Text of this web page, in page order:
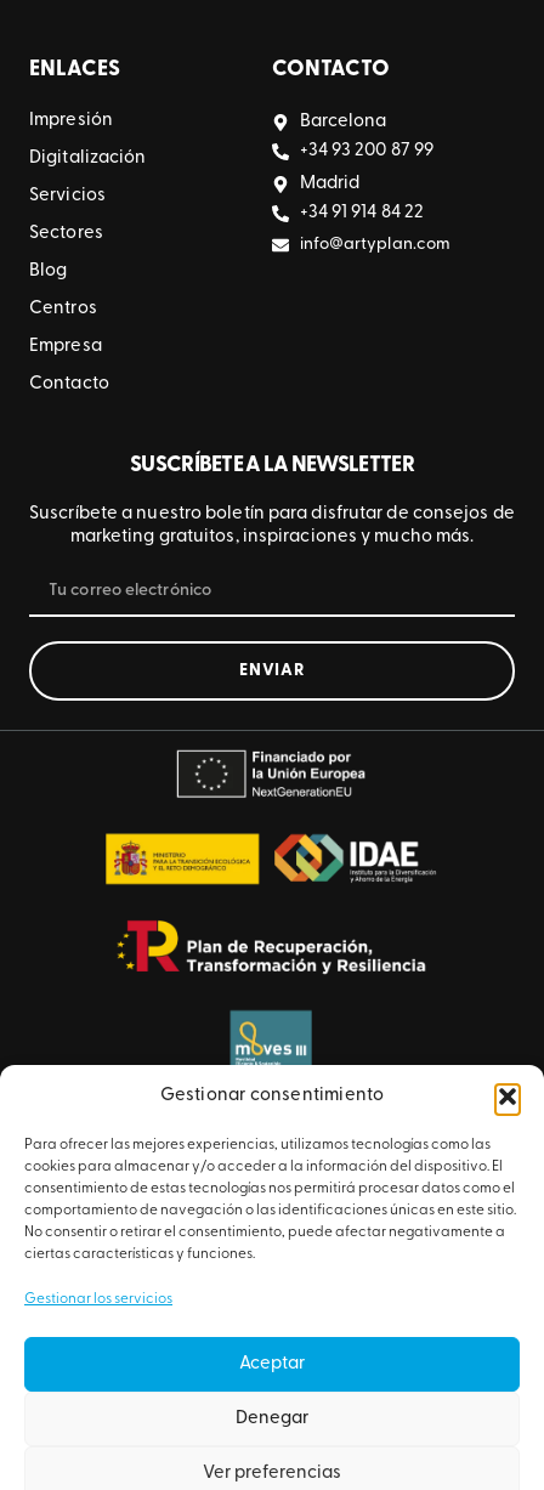
Gestionar consentimiento
Para ofrecer las mejores experiencias, utilizamos tecnologías como las
cookies para almacenar y/o acceder a la información del dispositivo. El
consentimiento de estas tecnologías nos permitirá procesar datos como el
comportamiento de navegación o las identificaciones únicas en este sitio.
No consentir o retirar el consentimiento, puede afectar negativamente a
ciertas características y funciones.
Gestionar los servicios
Aceptar
Denegar
Ver preferencias
ENLACES
Impresión
Digitalización
Servicios
Sectores
Blog
Centros
Empresa
Contacto
CONTACTO
Barcelona
+34 93 200 87 99
Madrid
+34 91 914 84 22
info@artyplan.com
SUSCRÍBETE A LA NEWSLETTER
Suscríbete a nuestro boletín para disfrutar de consejos de
marketing gratuitos, inspiraciones y mucho más.
ENVIAR
© 2026 Artyplan – Todos los derechos reservados.
AVISO LEGAL
CANAL ÉTICO